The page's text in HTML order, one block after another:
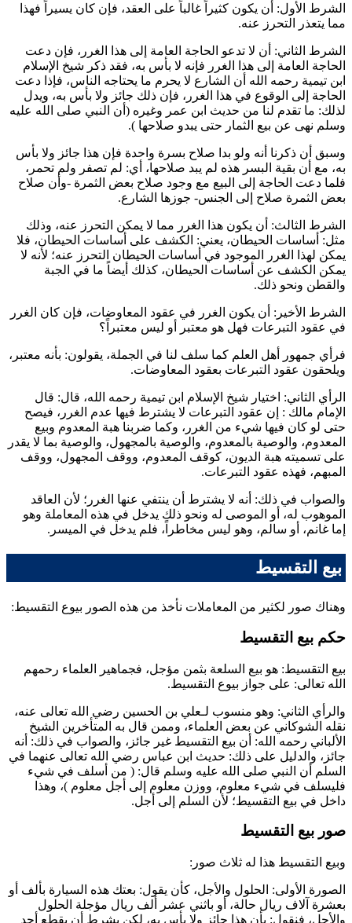
الشرط الأول: أن يكون كثيراً غالباً على العقد، فإن كان يسيراً فهذا
مما يتعذر التحرز عنه.
الشرط الثاني: أن لا تدعو الحاجة العامة إلى هذا الغرر، فإن دعت
الحاجة العامة إلى هذا الغرر فإنه لا بأس به، فقد ذكر شيخ الإسلام
ابن تيمية رحمه الله أن الشارع لا يحرم ما يحتاجه الناس، فإذا دعت
الحاجة إلى الوقوع في هذا الغرر، فإن ذلك جائز ولا بأس به، ويدل
لذلك: ما تقدم لنا من حديث ابن عمر وغيره ( أن النبي صلى الله عليه
وسلم نهى عن بيع الثمار حتى يبدو صلاحها ).
وسبق أن ذكرنا أنه ولو بدا صلاح بسرة واحدة فإن هذا جائز ولا بأس
به، مع أن بقية البسر هذه لم يبد صلاحها، أي: لم تصفر ولم تحمر،
فلما دعت الحاجة إلى البيع مع وجود صلاح بعض الثمرة -وأن صلاح
بعض الثمرة صلاح إلى الجنس- جوزها الشارع.
الشرط الثالث: أن يكون هذا الغرر مما لا يمكن التحرز عنه، وذلك
مثل: أساسات الحيطان، يعني: الكشف على أساسات الحيطان، فلا
يمكن لهذا الغرر الموجود في أساسات الحيطان التحرز عنه؛ لأنه لا
يمكن الكشف عن أساسات الحيطان، كذلك أيضاً ما في الجبة
والقطن ونحو ذلك.
الشرط الأخير: أن يكون الغرر في عقود المعاوضات، فإن كان الغرر
في عقود التبرعات فهل هو معتبر أو ليس معتبراً؟
فرأي جمهور أهل العلم كما سلف لنا في الجملة، يقولون: بأنه معتبر،
ويلحقون عقود التبرعات بعقود المعاوضات.
الرأي الثاني: اختيار شيخ الإسلام ابن تيمية رحمه الله، قال: قال
الإمام مالك : إن عقود التبرعات لا يشترط فيها عدم الغرر، فيصح
حتى لو كان فيها شيء من الغرر، وكما ضربنا هبة المعدوم وبيع
المعدوم، والوصية بالمعدوم، والوصية بالمجهول، والوصية بما لا يقدر
على تسميته هبة الديون، كوقف المعدوم، ووقف المجهول، ووقف
المبهم، فهذه عقود التبرعات.
والصواب في ذلك: أنه لا يشترط أن ينتفي عنها الغرر؛ لأن العاقد
الموهوب له، أو الموصى له ونحو ذلك يدخل في هذه المعاملة وهو
إما غانم، أو سالم، وهو ليس مخاطراً، فلم يدخل في الميسر.
بيع التقسيط
وهناك صور لكثير من المعاملات نأخذ من هذه الصور بيوع التقسيط:
حكم بيع التقسيط
بيع التقسيط: هو بيع السلعة بثمن مؤجل، فجماهير العلماء رحمهم
الله تعالى: على جواز بيوع التقسيط.
والرأي الثاني: وهو منسوب لـعلي بن الحسين رضي الله تعالى عنه،
نقله الشوكاني عن بعض العلماء، وممن قال به المتأخرين الشيخ
الألباني رحمه الله: أن بيع التقسيط غير جائز، والصواب في ذلك: أنه
جائز، والدليل على ذلك: حديث ابن عباس رضي الله تعالى عنهما في
السلم أن النبي صلى الله عليه وسلم قال: ( من أسلف في شيء
فليسلف في شيء معلوم، ووزن معلوم إلى أجل معلوم )، وهذا
داخل في بيع التقسيط؛ لأن السلم إلى أجل.
صور بيع التقسيط
وبيع التقسيط هذا له ثلاث صور:
الصورة الأولى: الحلول والأجل، كأن يقول: بعتك هذه السيارة بألف أو
بعشرة آلاف ريال حالة، أو باثني عشر ألف ريال مؤجلة الحلول
والأجل، فنقول: بأن هذا جائز ولا بأس به، لكن بشرط أن يقطع أحد